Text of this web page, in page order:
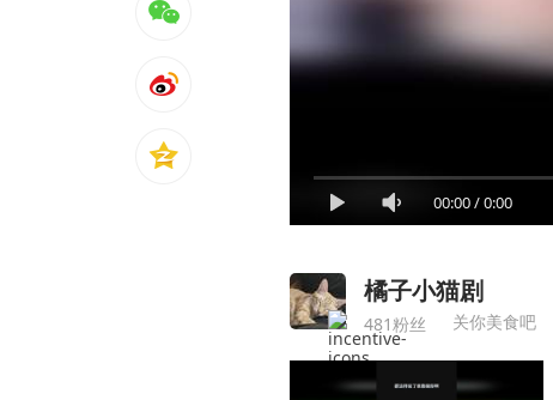
00:00/0:00
橘子小猫剧
481粉丝 关你美食吧